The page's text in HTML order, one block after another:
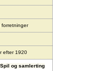
forretninger
efter 1920
og samlerting